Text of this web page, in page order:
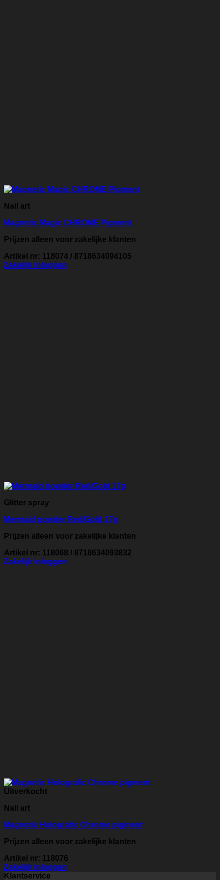
Nail art
Magnetic Magic CHROME Pigment
Prijzen alleen voor zakelijke klanten
Artikel nr: 118074 / 8718634094105
Zakelijk inloggen
Glitter spray
Mermaid powder Red/Gold 17g
Prijzen alleen voor zakelijke klanten
Artikel nr: 118068 / 8718634093832
Zakelijk inloggen
Uitverkocht
Nail art
Magnetic Holografic Chrome pigment
Prijzen alleen voor zakelijke klanten
Artikel nr: 118076
Zakelijk inloggen
Klantservice